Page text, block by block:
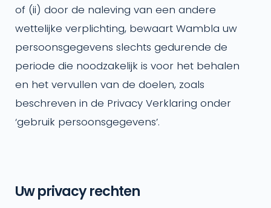
of (ii) door de naleving van een andere
wettelijke verplichting, bewaart Wambla uw
persoonsgegevens slechts gedurende de
periode die noodzakelijk is voor het behalen
en het vervullen van de doelen, zoals
beschreven in de Privacy Verklaring onder
‘gebruik persoonsgegevens’.
Uw privacy rechten